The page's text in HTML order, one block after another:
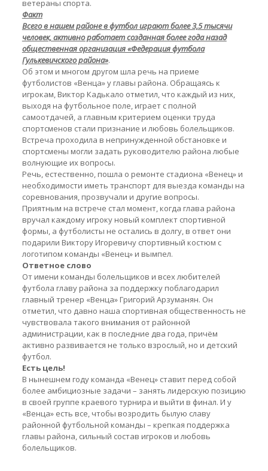
ветераны спорта.
Факт
Всего в нашем районе в футбол играют более 3,5 тысячи
человек, активно работает созданная более года назад
общественная организация «Федерация футбола
Гулькевичского района».
Об этом и многом другом шла речь на приеме
футболистов «Венца» у главы района. Обращаясь к
игрокам, Виктор Кадькало отметил, что каждый из них,
выходя на футбольное поле, играет с полной
самоотдачей, а главным критерием оценки труда
спортсменов стали признание и любовь болельщиков.
Встреча проходила в непринужденной обстановке и
спортсмены могли задать руководителю района любые
волнующие их вопросы.
Речь, естественно, пошла о ремонте стадиона «Венец» и
необходимости иметь транспорт для выезда команды на
соревнования, прозвучали и другие вопросы.
Приятным на встрече стал момент, когда глава района
вручал каждому игроку новый комплект спортивной
формы, а футболисты не остались в долгу, в ответ они
подарили Виктору Игоревичу спортивный костюм с
логотипом команды «Венец» и вымпел.
Ответное слово
От имени команды болельщиков и всех любителей
футбола главу района за поддержку поблагодарил
главный тренер «Венца» Григорий Арзуманян. Он
отметил, что давно наша спортивная общественность не
чувствовала такого внимания от районной
администрации, как в последние два года, причём
активно развивается не только взрослый, но и детский
футбол.
Есть цель!
В нынешнем году команда «Венец» ставит перед собой
более амбициозные задачи – занять лидерскую позицию
в своей группе краевого турнира и выйти в финал. И у
«Венца» есть все, чтобы возродить былую славу
районной футбольной команды – крепкая поддержка
главы района, сильный состав игроков и любовь
болельщиков.